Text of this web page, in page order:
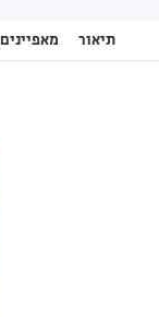
תיאור מאפיינים